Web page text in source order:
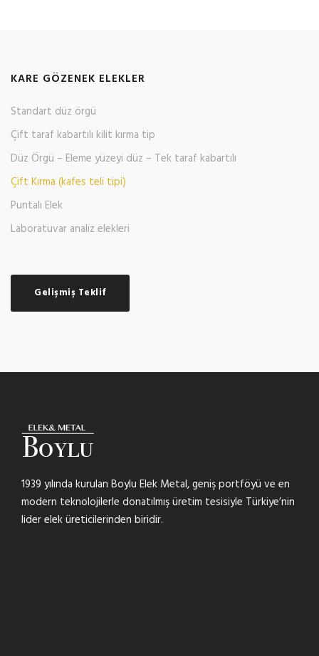
KARE GÖZENEK ELEKLER
Standart düz örgü
Çift taraf kabartılı kilit kırma tip
Düz Örgü – Eleme yüzeyi düz – Tek taraf kabartılı
Çift Kırma (kafes teli tipi)
Puntalı Elek
Laboratuvar analiz elekleri
Gelişmiş Teklif
1939 yılında kurulan Boylu Elek Metal, geniş portföyü ve en
modern teknolojilerle donatılmış üretim tesisiyle Türkiye’nin
lider elek üreticilerinden biridir.